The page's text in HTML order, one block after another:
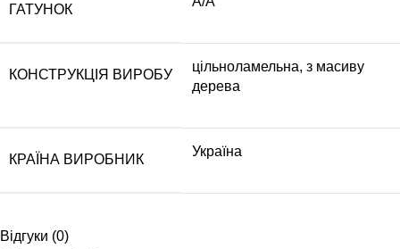
ГАТУНОК
КОНСТРУКЦІЯ ВИРОБУ
цільноламельна, з масиву
дерева
КРАЇНА ВИРОБНИК
Україна
Відгуки (0)